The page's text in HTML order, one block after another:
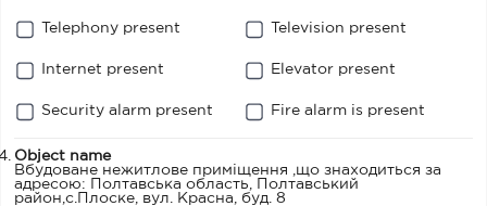
Telephony present Television present
Internet present Elevator present
Security alarm present Fire alarm is present
Object name
Вбудоване нежитлове приміщення ,що знаходиться за
адресою: Полтавська область, Полтавський
район,с.Плоске, вул. Красна, буд. 8